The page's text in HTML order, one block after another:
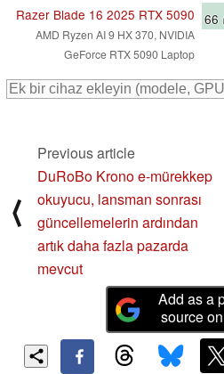
Razer Blade 16 2025 RTX 5090
AMD Ryzen AI 9 HX 370, NVIDIA
GeForce RTX 5090 Laptop
66
⟨
Previous article
DuRoBo Krono e-mürekkep
okuyucu, lansman sonrası
güncellemelerin ardından
artık daha fazla pazarda
mevcut
Add as a
source